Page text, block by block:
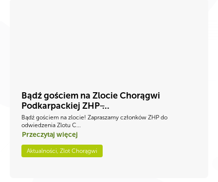
Bądź gościem na Zlocie Chorągwi
Podkarpackiej ZHP ̶...
Bądź gościem na zlocie! Zapraszamy członków ZHP do
odwiedzenia Zlotu C...
Przeczytaj więcej
Aktualności, Zlot Chorągwi